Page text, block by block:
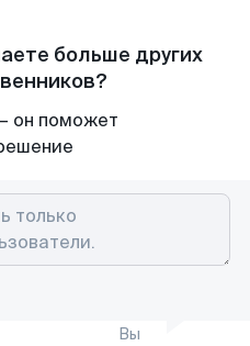
больше других
он поможет
Вы